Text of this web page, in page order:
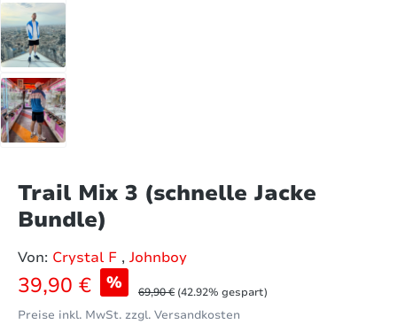
Trail Mix 3 (schnelle Jacke
Bundle)
Von: Crystal F , Johnboy
Verkaufspreis:
39,90 € % Regulärer Preis:
69,90 € (42.92% gespart)
Preise inkl. MwSt. zzgl. Versandkosten